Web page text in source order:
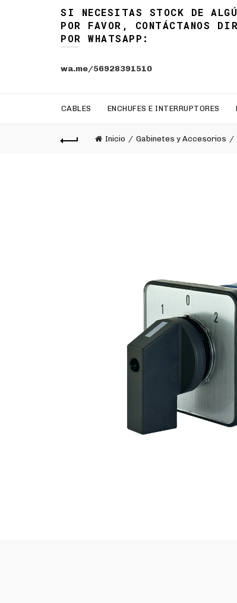
SI NECESITAS STOCK DE
POR FAVOR, CONTÁCTANOS
POR WHATSAPP:
wa.me/56928391510
CABLES ENCHUFES E INTERRUPTORES
Inicio Gabinetes y Accesorios